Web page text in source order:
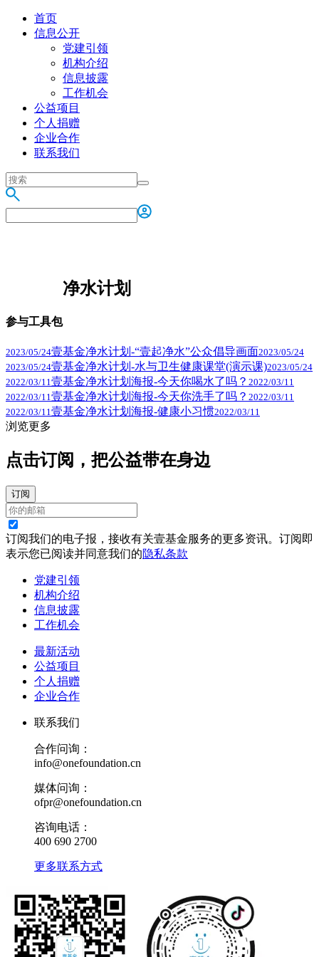
首页
信息公开
党建引领
机构介绍
信息披露
工作机会
公益项目
个人捐赠
企业合作
联系我们
净水计划
参与工具包
2023/05/24壹基金净水计划-“壹起净水”公众倡导画面2023/05/24
2023/05/24壹基金净水计划-水与卫生健康课堂(演示课)2023/05/24
2022/03/11壹基金净水计划海报-今天你喝水了吗？ 2022/03/11
2022/03/11壹基金净水计划海报-今天你洗手了吗？ 2022/03/11
2022/03/11壹基金净水计划海报-健康小习惯2022/03/11
浏览更多
点击订阅，把公益带在身边
订阅
订阅我们的电子报，接收有关壹基金服务的更多资讯。订阅即
表示您已阅读并同意我们的隐私条款
党建引领
机构介绍
信息披露
工作机会
最新活动
公益项目
个人捐赠
企业合作
联系我们
合作问询：
info@onefoundation.cn
媒体问询：
ofpr@onefoundation.cn
咨询电话：
400 690 2700
更多联系方式